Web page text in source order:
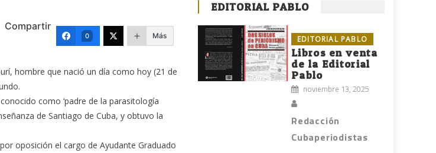
Compartir
0 Más
hombre que nació un día como hoy (21 de
como ‘padre de la parasitología
de Santiago de Cuba, y obtuvo la
oposición el cargo de Ayudante Graduado
EDITORIAL PABLO
EDITORIAL PABLO
Libros en venta
de la Editorial
Pablo
noviembre 13, 2025
Redacción
Cubaperiodistas